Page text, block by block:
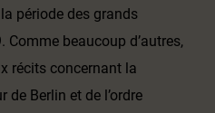
période des grands
Comme beaucoup d’autres,
récits concernant la
de Berlin et de l’ordre